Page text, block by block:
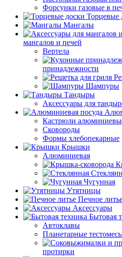
Форсунки газовые в
Торцевые
Мангалы
мангалов и печей
Вертела
принадлежности
Шампуры
Тандыры
Аксессуары для
Кастрюли
Сковороды
Формы хлебопекарные
Крышки
Алюминиевая
Чугунная
Утятницы
Печное
Аксессуары
Бытовая
Автоклавы
Планетарные
протирки